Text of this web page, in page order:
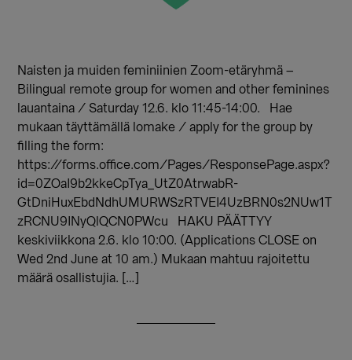
Naisten ja muiden feminiinien Zoom-etäryhmä –
Bilingual remote group for women and other feminines
lauantaina / Saturday 12.6. klo 11:45-14:00. Hae
mukaan täyttämällä lomake / apply for the group by
filling the form:
https://forms.office.com/Pages/ResponsePage.aspx?
id=0ZOaI9b2kkeCpTya_UtZ0AtrwabR-
GtDniHuxEbdNdhUMURWSzRTVEI4UzBRN0s2NUw1T
zRCNU9INyQlQCN0PWcu HAKU PÄÄTTYY
keskiviikkona 2.6. klo 10:00. (Applications CLOSE on
Wed 2nd June at 10 am.) Mukaan mahtuu rajoitettu
määrä osallistujia. […]